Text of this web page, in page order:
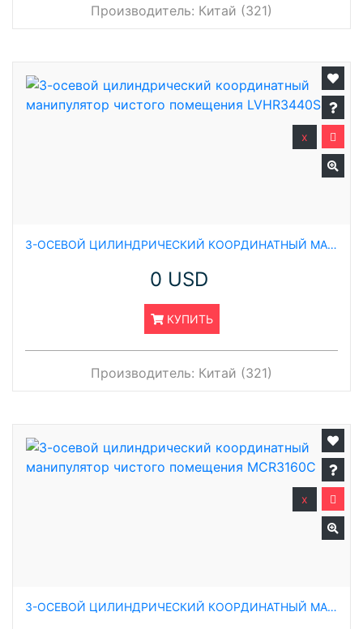
Производитель: Китай (321)
3-ОСЕВОЙ ЦИЛИНДРИЧЕСКИЙ КООРДИНАТНЫЙ МАНИПУЛЯТОР ЧИСТОГО ПОМЕЩЕНИЯ LVHR3440S
0 USD
КУПИТЬ
x
Производитель: Китай (321)
3-ОСЕВОЙ ЦИЛИНДРИЧЕСКИЙ КООРДИНАТНЫЙ МАНИПУЛЯТОР ЧИСТОГО ПОМЕЩЕНИЯ MCR3160C
x